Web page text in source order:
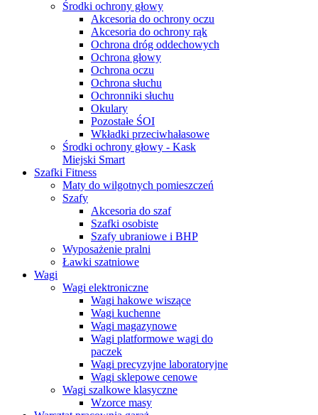
Środki ochrony głowy
Akcesoria do ochrony oczu
Akcesoria do ochrony rąk
Ochrona dróg oddechowych
Ochrona głowy
Ochrona oczu
Ochrona słuchu
Ochronniki słuchu
Okulary
Pozostałe ŚOI
Wkładki przeciwhałasowe
Środki ochrony głowy - Kask
Miejski Smart
Szafki Fitness
Maty do wilgotnych pomieszczeń
Szafy
Akcesoria do szaf
Szafki osobiste
Szafy ubraniowe i BHP
Wyposażenie pralni
Ławki szatniowe
Wagi
Wagi elektroniczne
Wagi hakowe wiszące
Wagi kuchenne
Wagi magazynowe
Wagi platformowe wagi do
paczek
Wagi precyzyjne laboratoryjne
Wagi sklepowe cenowe
Wagi szalkowe klasyczne
Wzorce masy